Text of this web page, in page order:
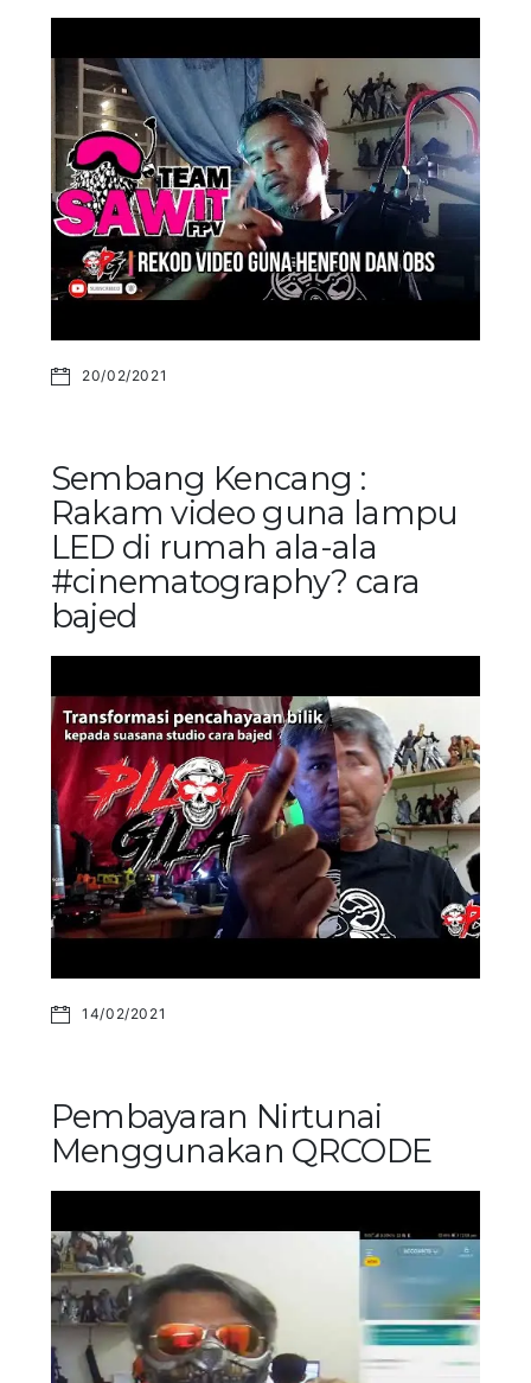
20/02/2021
Sembang Kencang :
Rakam video guna lampu
LED di rumah ala-ala
#cinematography? cara
bajed
14/02/2021
Pembayaran Nirtunai
Menggunakan QRCODE